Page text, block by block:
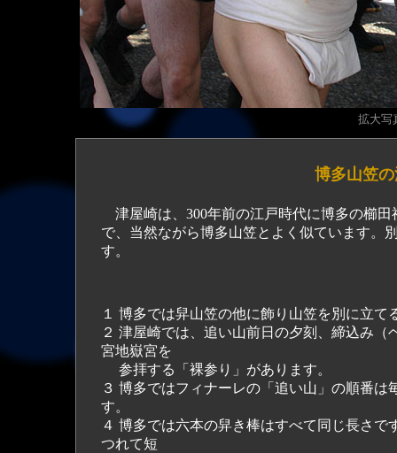
拡大写
博多山笠
津屋崎は、300年前の江戸時代に博多の櫛
で、当然ながら博多山笠とよく似ています。
す。
１ 博多では舁山笠の他に飾り山笠を別に立
２ 津屋崎では、追い山前日の夕刻、締込み
宮地嶽宮を
参拝する「裸参り」があります。
３ 博多ではフィナーレの「追い山」の順番
す。
４ 博多では六本の舁き棒はすべて同じ長さ
つれて短